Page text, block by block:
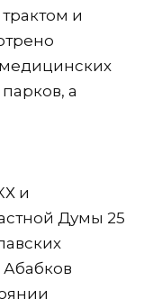
и
а
и
Думы 25